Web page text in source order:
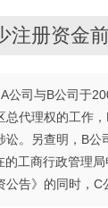
注册资金
与B公司于
总代理权的工作
讼。另查明，B
工商行政管理
公告》的同时，C